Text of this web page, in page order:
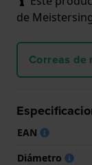
de
Correas de
EAN
Diámetro